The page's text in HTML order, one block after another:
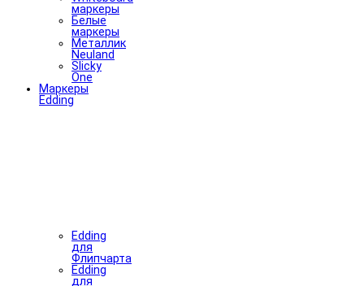
маркеры
Белые
маркеры
Металлик
Neuland
Slicky
One
Маркеры
Edding
Edding
для
Флипчарта
Edding
для